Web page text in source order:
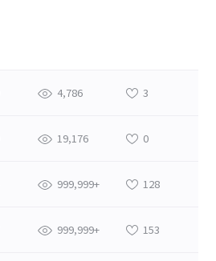
4,786 3
19,176 0
999,999+ 128
999,999+ 153